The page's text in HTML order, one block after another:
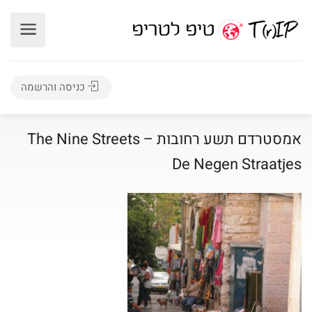
כניסה והרשמה
אמסטרדם תשע רחובות The Nine Streets –
De Negen Straatjes